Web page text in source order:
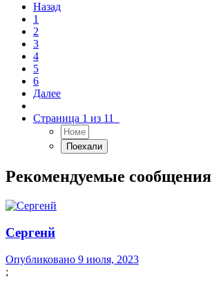
Назад
1
2
3
4
5
6
Далее
Страница 1 из 11
Рекомендуемые сообщения
Сергенй
Опубликовано 9 июля, 2023
;